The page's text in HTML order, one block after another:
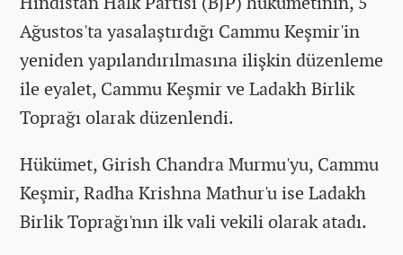
Ağustos'ta yasalaştırdığı Cammu Keşmir'in
yeniden yapılandırılmasına ilişkin düzenleme
ile eyalet, Cammu Keşmir ve Ladakh Birlik
Toprağı olarak düzenlendi.
Hükümet, Girish Chandra Murmu'yu, Cammu
Keşmir, Radha Krishna Mathur'u ise Ladakh
Birlik Toprağı'nın ilk vali vekili olarak atadı.